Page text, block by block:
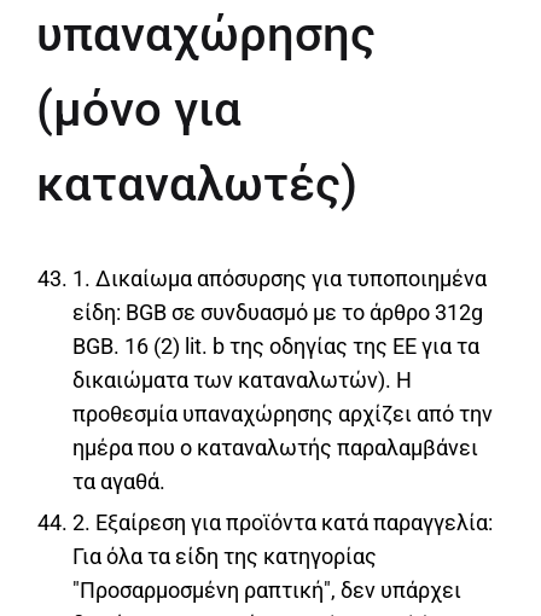
υπαναχώρησης
(μόνο για
καταναλωτές)
1. Δικαίωμα απόσυρσης για τυποποιημένα
είδη: BGB σε συνδυασμό με το άρθρο 312g
BGB. 16 (2) lit. b της οδηγίας της ΕΕ για τα
δικαιώματα των καταναλωτών). Η
προθεσμία υπαναχώρησης αρχίζει από την
ημέρα που ο καταναλωτής παραλαμβάνει
τα αγαθά.
2. Εξαίρεση για προϊόντα κατά παραγγελία:
Για όλα τα είδη της κατηγορίας
"Προσαρμοσμένη ραπτική", δεν υπάρχει